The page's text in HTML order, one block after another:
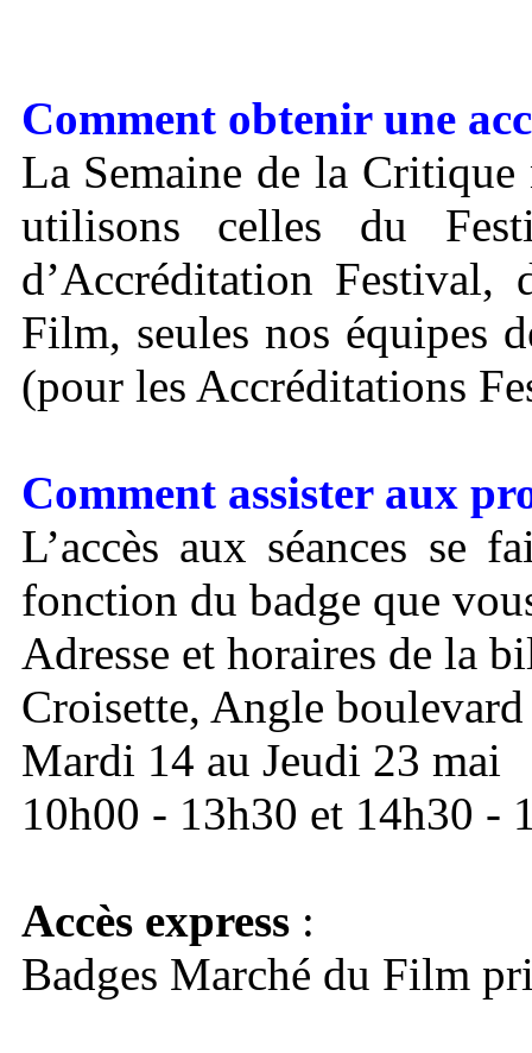
Comment obtenir une
La Semaine de la Critique
utilisons celles du
d’Accréditation Festival,
Film, seules nos équipes
(pour les Accréditations
Comment assister aux
L’accès aux séances se
fonction du badge que
Adresse et horaires de la
Croisette, Angle
Mardi 14 au Jeudi 23 mai
10h00 - 13h30 et 14h30 -
Accès express :
Badges Marché du Film